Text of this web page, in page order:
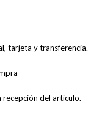
tarjeta y transferencia.
recepción del artículo.